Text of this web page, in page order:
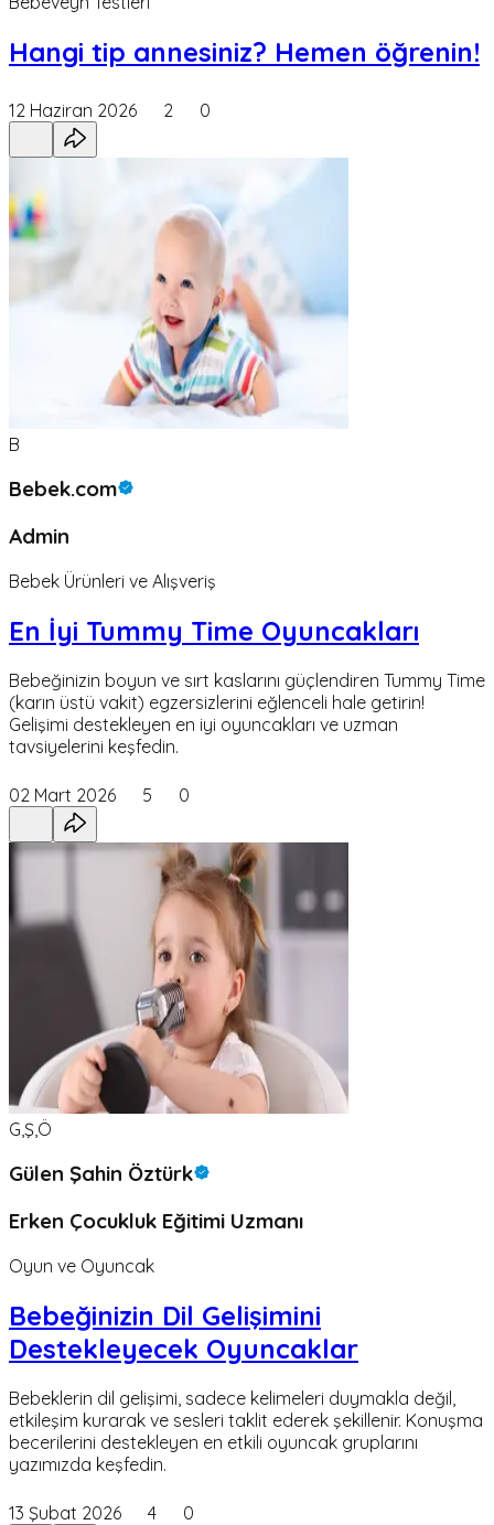
Hangi tip annesiniz? Hemen öğrenin!
12 Haziran 2026 2 0
B
Bebek.com
Admin
Bebek Ürünleri ve Alışveriş
En İyi Tummy Time Oyuncakları
Bebeğinizin boyun ve sırt kaslarını güçlendiren Tummy Time
(karın üstü vakit) egzersizlerini eğlenceli hale getirin!
Gelişimi destekleyen en iyi oyuncakları ve uzman
tavsiyelerini keşfedin.
02 Mart 2026 5 0
G,Ş,Ö
Gülen Şahin Öztürk
Erken Çocukluk Eğitimi Uzmanı
Oyun ve Oyuncak
Bebeğinizin Dil Gelişimini
Destekleyecek Oyuncaklar
Bebeklerin dil gelişimi, sadece kelimeleri duymakla değil,
etkileşim kurarak ve sesleri taklit ederek şekillenir. Konuşma
becerilerini destekleyen en etkili oyuncak gruplarını
yazımızda keşfedin.
13 Şubat 2026 4 0